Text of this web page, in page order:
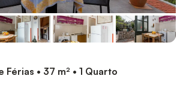
• 37 m² • 1 Quarto